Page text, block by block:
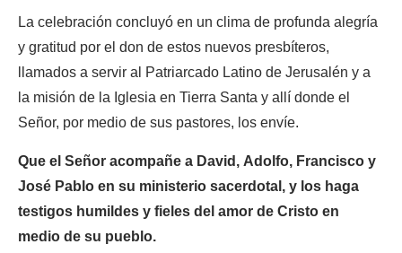
La celebración concluyó en un clima de profunda alegría
y gratitud por el don de estos nuevos presbíteros,
llamados a servir al Patriarcado Latino de Jerusalén y a
la misión de la Iglesia en Tierra Santa y allí donde el
Señor, por medio de sus pastores, los envíe.
Que el Señor acompañe a David, Adolfo, Francisco y
José Pablo en su ministerio sacerdotal, y los haga
testigos humildes y fieles del amor de Cristo en
medio de su pueblo.